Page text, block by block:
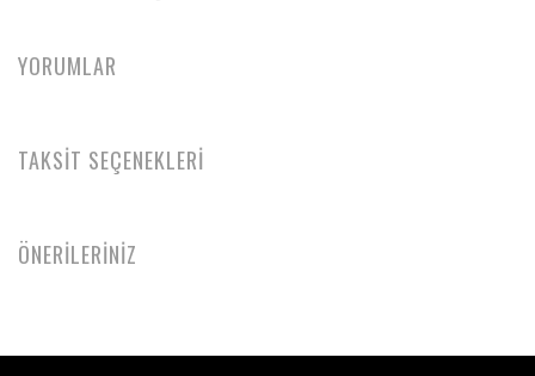
YORUMLAR
TAKSİT SEÇENEKLERİ
ÖNERİLERİNİZ